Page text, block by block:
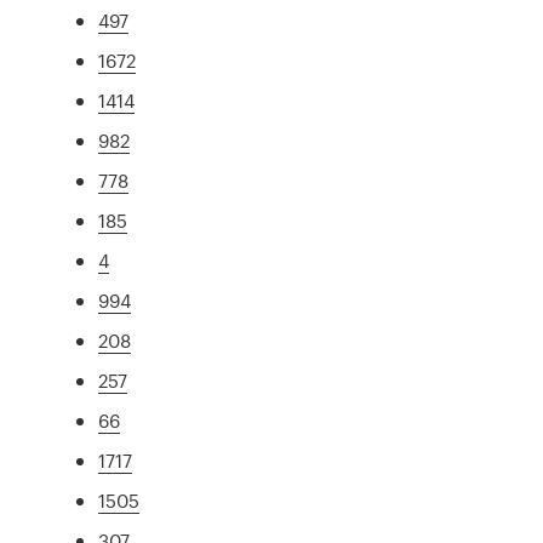
497
1672
1414
982
778
185
4
994
208
257
66
1717
1505